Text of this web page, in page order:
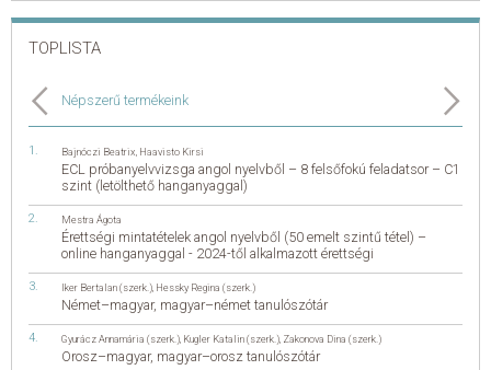
TOPLISTA
Népszerű termékeink
Bajnóczi Beatrix Haavisto Kirsi
ECL próbanyelvvizsga angol nyelvből – 8 felsőfokú feladatsor – C1
szint (letölthető hanganyaggal)
Mestra Ágota
Érettségi mintatételek angol nyelvből (50 emelt szintű tétel) –
online hanganyaggal - 2024-től alkalmazott érettségi
Iker Bertalan (szerk.) Hessky Regina (szerk.)
Német–magyar, magyar–német tanulószótár
Gyurácz Annamária (szerk.) Kugler Katalin (szerk.) Zakonova Dina (szerk.)
Orosz–magyar, magyar–orosz tanulószótár